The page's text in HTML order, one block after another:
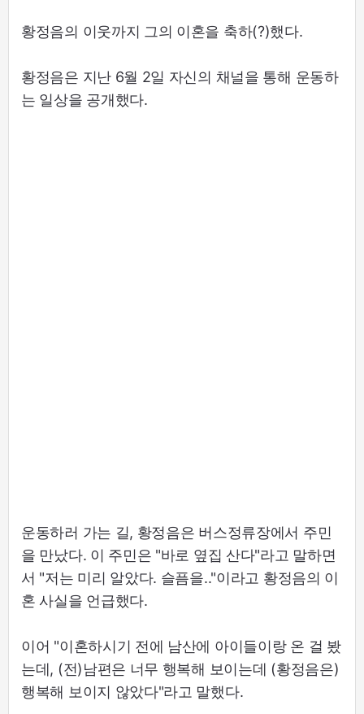
황정음의 이웃까지 그의 이혼을 축하(?)했다.
황정음은 지난 6월 2일 자신의 채널을 통해 운동하
는 일상을 공개했다.
운동하러 가는 길, 황정음은 버스정류장에서 주민
을 만났다. 이 주민은 "바로 옆집 산다"라고 말하면
서 "저는 미리 알았다. 슬픔을.."이라고 황정음의 이
혼 사실을 언급했다.
이어 "이혼하시기 전에 남산에 아이들이랑 온 걸 봤
는데, (전)남편은 너무 행복해 보이는데 (황정음은)
행복해 보이지 않았다"라고 말했다.